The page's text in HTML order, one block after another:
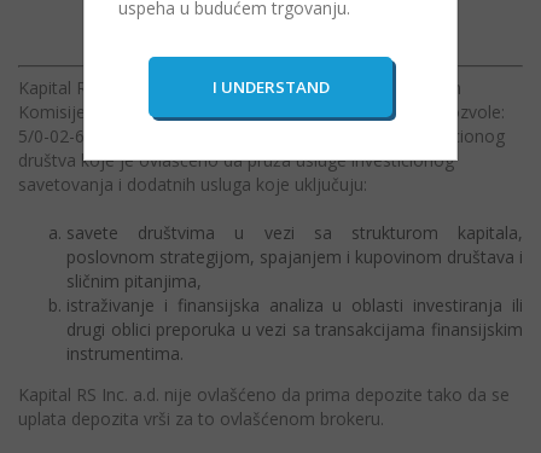
Kapital RS Inc. a.d. je investiciono društvo pod nadzorom
Komisije za hartije od vrednosti Republike Srbije, broj dozvole:
5/0-02-672/18-16 izdata za obavljanje delatnosti investicionog
društva koje je ovlašćeno da pruža usluge investicionog
savetovanja i dodatnih usluga koje uključuju:
savete društvima u vezi sa strukturom kapitala,
poslovnom strategijom, spajanjem i kupovinom društava i
sličnim pitanjima,
istraživanje i finansijska analiza u oblasti investiranja ili
drugi oblici preporuka u vezi sa transakcijama finansijskim
instrumentima.
Kapital RS Inc. a.d. nije ovlašćeno da prima depozite tako da se
uplata depozita vrši za to ovlašćenom brokeru.
uspeha u budućem trgovanju.